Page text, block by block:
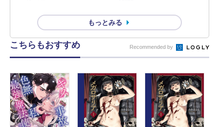
もっとみる
こちらもおすすめ Recommended by